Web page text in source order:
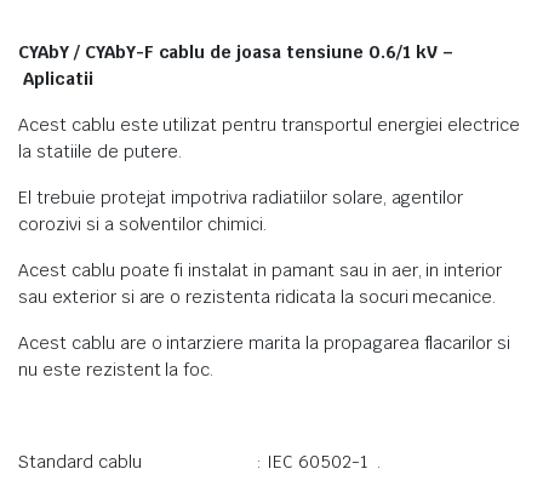
CYAbY / CYAbY-F cablu de joasa tensiune 0.6/1 kV –
Aplicatii
Acest cablu este utilizat pentru transportul energiei electrice
la statiile de putere.
El trebuie protejat impotriva radiatiilor solare, agentilor
corozivi si a solventilor chimici.
Acest cablu poate fi instalat in pamant sau in aer, in interior
sau exterior si are o rezistenta ridicata la socuri mecanice.
Acest cablu are o intarziere marita la propagarea flacarilor si
nu este rezistent la foc.
Standard cablu : IEC 60502-1 .